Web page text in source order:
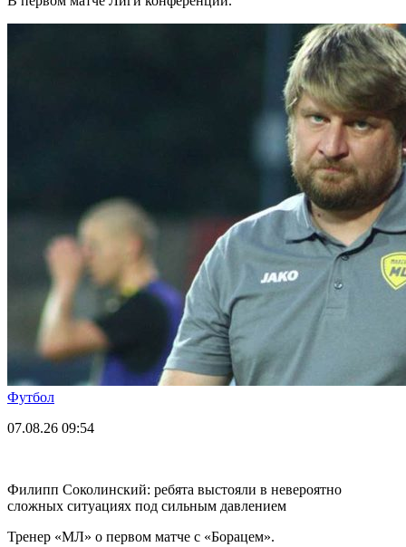
Футбол
07.08.26 09:54
Филипп Соколинский: ребята выстояли в невероятно
сложных ситуациях под сильным давлением
Тренер «МЛ» о первом матче с «Борацем».